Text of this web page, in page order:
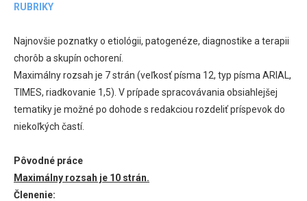
RUBRIKY
Najnovšie poznatky o etiológii, patogenéze, diagnostike a terapii
chorôb a skupín ochorení.
Maximálny rozsah je 7 strán (veľkosť písma 12, typ písma ARIAL,
TIMES, riadkovanie 1,5). V prípade spracovávania obsiahlejšej
tematiky je možné po dohode s redakciou rozdeliť príspevok do
niekoľkých častí.
Pôvodné práce
Maximálny rozsah je 10 strán.
Členenie: